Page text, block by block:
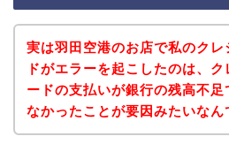
実は羽田空港のお店で私のクレ
ドがエラーを起こしたのは、ク
ードの支払いが銀行の残高不足
なかったことが要因みたいなん